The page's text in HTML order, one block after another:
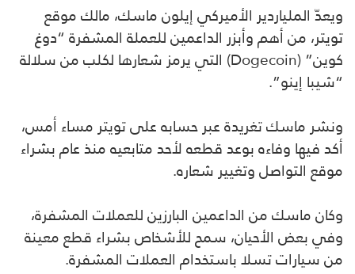
ويعدّ الملياردير الأميركي إيلون ماسك، مالك موقع
تويتر، من أهم وأبزر الداعمين للعملة المشفرة “دوغ
كوين” (Dogecoin) التي يرمز شعارها لكلب من سلالة
“شيبا إينو”.
ونشر ماسك تغريدة عبر حسابه على تويتر مساء أمس،
أكد فيها وفاءه بوعد قطعه لأحد متابعيه منذ عام بشراء
موقع التواصل وتغيير شعاره.
وكان ماسك من الداعمين البارزين للعملات المشفرة،
وفي بعض الأحيان، سمح للأشخاص بشراء قطع معينة
من سيارات تسلا باستخدام العملات المشفرة.